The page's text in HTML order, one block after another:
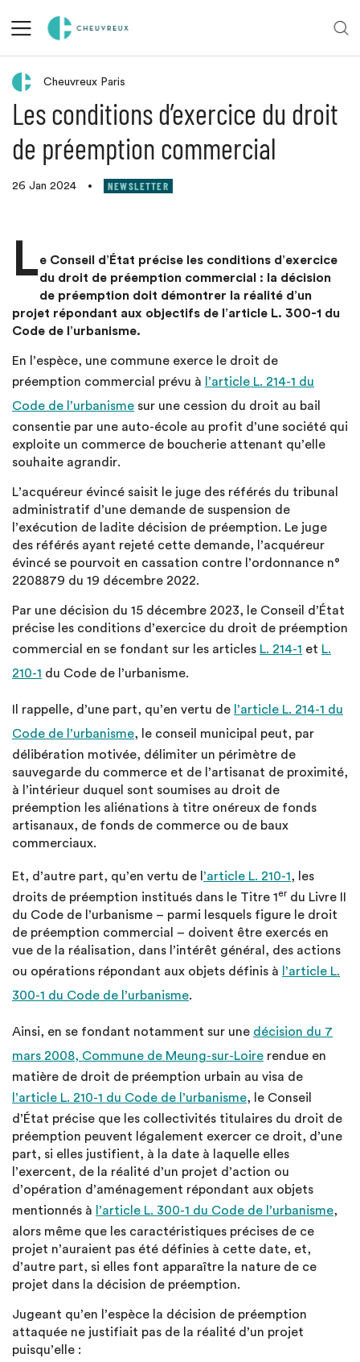
Retour aux actualités
Cheuvreux Paris
Les conditions d’exercice du droit
de préemption commercial
26 Jan 2024 • NEWSLETTER
Le Conseil d’État précise les conditions d’exercice
du droit de préemption commercial : la décision
de préemption doit démontrer la réalité d’un
projet répondant aux objectifs de l’article L. 300-1 du
Code de l’urbanisme.
En l’espèce, une commune exerce le droit de
préemption commercial prévu à l’article L. 214-1 du
Code de l’urbanisme sur une cession du droit au bail
consentie par une auto-école au profit d’une société qui
exploite un commerce de boucherie attenant qu’elle
souhaite agrandir.
L’acquéreur évincé saisit le juge des référés du tribunal
administratif d’une demande de suspension de
l’exécution de ladite décision de préemption. Le juge
des référés ayant rejeté cette demande, l’acquéreur
évincé se pourvoit en cassation contre l’ordonnance n°
2208879 du 19 décembre 2022.
Par une décision du 15 décembre 2023, le Conseil d’État
précise les conditions d’exercice du droit de préemption
commercial en se fondant sur les articles L. 214-1 et L.
210-1 du Code de l’urbanisme.
Il rappelle, d’une part, qu’en vertu de l’article L. 214-1 du
Code de l’urbanisme, le conseil municipal peut, par
délibération motivée, délimiter un périmètre de
sauvegarde du commerce et de l’artisanat de proximité,
à l’intérieur duquel sont soumises au droit de
préemption les aliénations à titre onéreux de fonds
artisanaux, de fonds de commerce ou de baux
commerciaux.
Et, d’autre part, qu’en vertu de l ’article L. 210-1, les
droits de préemption institués dans le Titre 1er du Livre II
du Code de l’urbanisme – parmi lesquels figure le droit
de préemption commercial – doivent être exercés en
vue de la réalisation, dans l’intérêt général, des actions
ou opérations répondant aux objets définis à l’article L.
300-1 du Code de l’urbanisme.
Ainsi, en se fondant notamment sur une décision du 7
mars 2008, Commune de Meung-sur-Loire rendue en
matière de droit de préemption urbain au visa de
l’article L. 210-1 du Code de l’urbanisme, le Conseil
d’État précise que les collectivités titulaires du droit de
préemption peuvent légalement exercer ce droit, d’une
part, si elles justifient, à la date à laquelle elles
l’exercent, de la réalité d’un projet d’action ou
d’opération d’aménagement répondant aux objets
mentionnés à l’article L. 300-1 du Code de l’urbanisme,
alors même que les caractéristiques précises de ce
projet n’auraient pas été définies à cette date, et,
d’autre part, si elles font apparaître la nature de ce
projet dans la décision de préemption.
Jugeant qu’en l’espèce la décision de préemption
attaquée ne justifiait pas de la réalité d’un projet
puisqu’elle :